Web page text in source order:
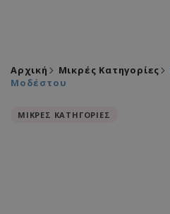
Αρχική Μικρές Κατηγορίες
Μοδέστου
ΜΙΚΡΕΣ ΚΑΤΗΓΟΡΙΕΣ